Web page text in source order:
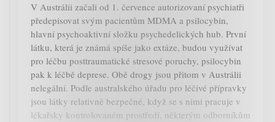
V Austrálii začali od 1. července autorizovaní psychiatři
předepisovat svým pacientům MDMA a psilocybin,
hlavní psychoaktivní složku psychedelických hub. První
látku, která je známá spíše jako extáze, budou využívat
pro léčbu posttraumatické stresové poruchy, psilocybin
pak k léčbě deprese. Obě drogy jsou přitom v Austrálii
nelegální. Podle australského úřadu pro léčivé přípravky
jsou látky relativně bezpečné, když se s nimi pracuje v
lékařsky kontrolovaném prostředí, některým odborníkům